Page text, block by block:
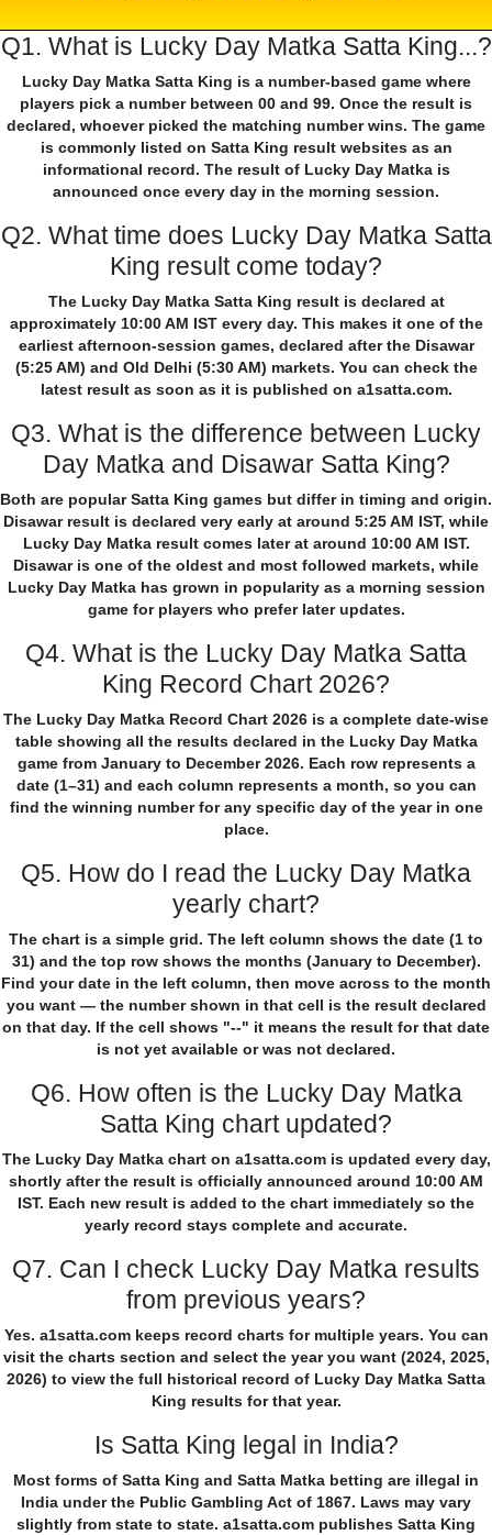
Q1. What is Lucky Day Matka Satta King...?
Lucky Day Matka Satta King is a number-based game where
players pick a number between 00 and 99. Once the result is
declared, whoever picked the matching number wins. The game
is commonly listed on Satta King result websites as an
informational record. The result of Lucky Day Matka is
announced once every day in the morning session.
Q2. What time does Lucky Day Matka Satta
King result come today?
The Lucky Day Matka Satta King result is declared at
approximately 10:00 AM IST every day. This makes it one of the
earliest afternoon-session games, declared after the Disawar
(5:25 AM) and Old Delhi (5:30 AM) markets. You can check the
latest result as soon as it is published on a1satta.com.
Q3. What is the difference between Lucky
Day Matka and Disawar Satta King?
Both are popular Satta King games but differ in timing and origin.
Disawar result is declared very early at around 5:25 AM IST, while
Lucky Day Matka result comes later at around 10:00 AM IST.
Disawar is one of the oldest and most followed markets, while
Lucky Day Matka has grown in popularity as a morning session
game for players who prefer later updates.
Q4. What is the Lucky Day Matka Satta
King Record Chart 2026?
The Lucky Day Matka Record Chart 2026 is a complete date-wise
table showing all the results declared in the Lucky Day Matka
game from January to December 2026. Each row represents a
date (1–31) and each column represents a month, so you can
find the winning number for any specific day of the year in one
place.
Q5. How do I read the Lucky Day Matka
yearly chart?
The chart is a simple grid. The left column shows the date (1 to
31) and the top row shows the months (January to December).
Find your date in the left column, then move across to the month
you want — the number shown in that cell is the result declared
on that day. If the cell shows "--" it means the result for that date
is not yet available or was not declared.
Q6. How often is the Lucky Day Matka
Satta King chart updated?
The Lucky Day Matka chart on a1satta.com is updated every day,
shortly after the result is officially announced around 10:00 AM
IST. Each new result is added to the chart immediately so the
yearly record stays complete and accurate.
Q7. Can I check Lucky Day Matka results
from previous years?
Yes. a1satta.com keeps record charts for multiple years. You can
visit the charts section and select the year you want (2024, 2025,
2026) to view the full historical record of Lucky Day Matka Satta
King results for that year.
Is Satta King legal in India?
Most forms of Satta King and Satta Matka betting are illegal in
India under the Public Gambling Act of 1867. Laws may vary
slightly from state to state. a1satta.com publishes Satta King